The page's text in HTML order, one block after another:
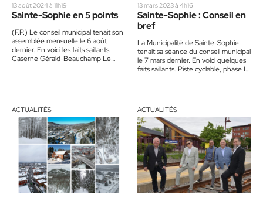
13 août 2024 à 11h19
Sainte-Sophie en 5 points
(F.P.) Le conseil municipal tenait son
assemblée mensuelle le 6 août
dernier. En voici les faits saillants.
Caserne Gérald-Beauchamp Le
13 mars 2023 à 4h16
Sainte-Sophie : Conseil en
bref
La Municipalité de Sainte-Sophie
tenait sa séance du conseil municipal
le 7 mars dernier. En voici quelques
faits saillants. Piste cyclable, phase II
ACTUALITÉS ACTUALITÉS